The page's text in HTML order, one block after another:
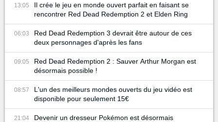
13:05
Il crée le jeu en monde ouvert parfait en faisant se
rencontrer Red Dead Redemption 2 et Elden Ring
06:03
Red Dead Redemption 3 devrait être autour de ces
deux personnages d'après les fans
09:05
Red Dead Redemption 2 : Sauver Arthur Morgan est
désormais possible !
08:57
L'un des meilleurs mondes ouverts du jeu vidéo est
disponible pour seulement 15€
21:04
Devenir un dresseur Pokémon est désormais